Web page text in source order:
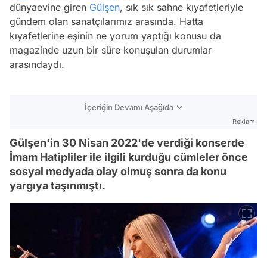
dünyaevine giren Gülşen, sık sık sahne kıyafetleriyle
gündem olan sanatçılarımız arasında. Hatta
kıyafetlerine eşinin ne yorum yaptığı konusu da
magazinde uzun bir süre konuşulan durumlar
arasındaydı.
İçeriğin Devamı Aşağıda
Reklam
Gülşen'in 30 Nisan 2022'de verdiği konserde
İmam Hatipliler ile ilgili kurduğu cümleler önce
sosyal medyada olay olmuş sonra da konu
yargıya taşınmıştı.